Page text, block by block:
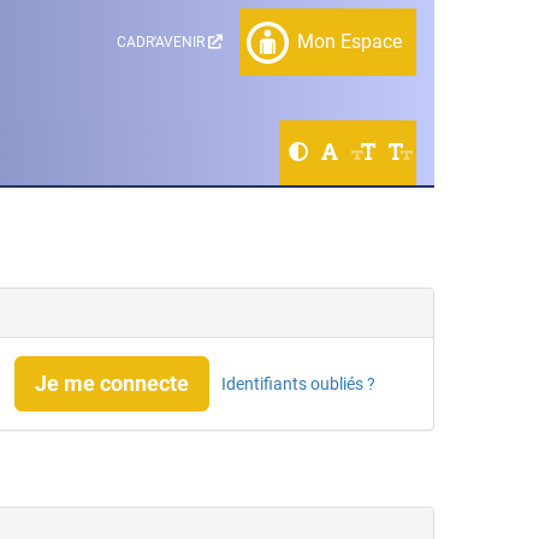
CADR'AVENIR Mon Espace
Je me connecte Identifiants oubliés ?